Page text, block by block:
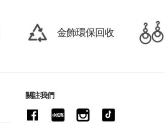
金飾環保回收
關註我們